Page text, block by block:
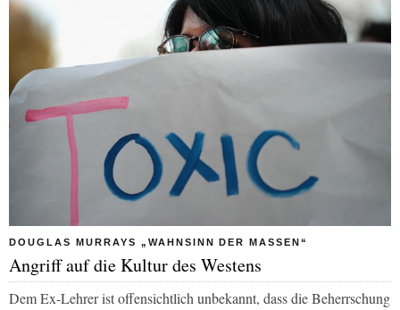
DOUGLAS MURRAYS „WAHNSINN DER MASSEN“
Angriff auf die Kultur des Westens
Dem Ex-Lehrer ist offensichtlich unbekannt, dass die Beherrschung